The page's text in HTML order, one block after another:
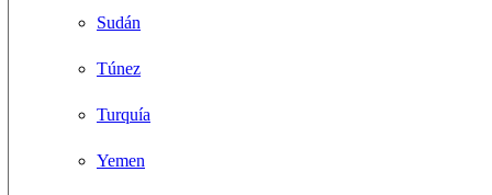
Sudán
Túnez
Turquía
Yemen